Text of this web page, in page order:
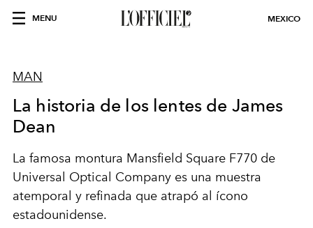
MENU MEXICO
MAN
La historia de los lentes de James
Dean
La famosa montura Mansfield Square F770 de
Universal Optical Company es una muestra
atemporal y refinada que atrapó al ícono
estadounidense.